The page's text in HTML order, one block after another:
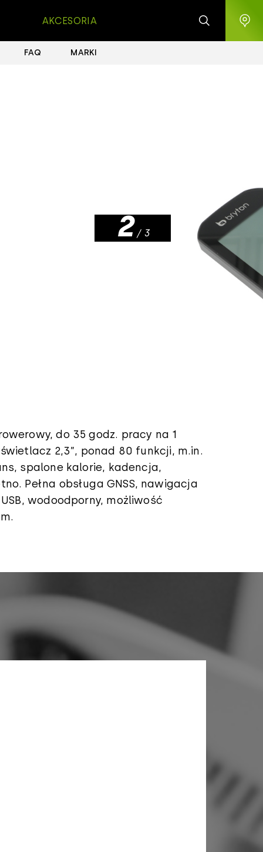
AKCESORIA
FAQ MARKI
2 / 3
do 35 godz. pracy na 1
2,3”, ponad 80 funkcji, m.in.
spalone kalorie, kadencja,
Pełna obsługa GNSS, nawigacja
wodoodporny, możliwość